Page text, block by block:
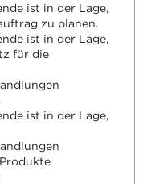
ist in der Lage,
zu planen.
ist in der Lage,
für die
ist in der Lage,